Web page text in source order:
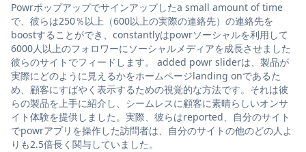
Powrポップアップでサインアップしたa small amount of time
で、彼らは250％以上（600以上の実際の連絡先）の連絡先を
boostすることができ、constantlyはpowrソーシャルを利用して
6000人以上のフォロワーにソーシャルメディアを成長させました
彼らのサイトでフィードします。 added powr sliderは、製品が
実際にどのように見えるかをホームページlanding onであるた
め、顧客にすばやく表示するための視覚的な方法です。それは彼
らの製品を上手に紹介し、シームレスに顧客に素晴らしいオンサ
イト体験を提供しました。実際、彼らはreported、自分のサイト
でpowrアプリを操作した訪問者は、自分のサイトの他のどの人よ
りも2.5倍長く関与していました。